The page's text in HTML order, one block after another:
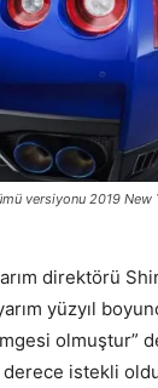
versiyonu 2019
direktörü
yüzyıl
olmuştur”
istekli